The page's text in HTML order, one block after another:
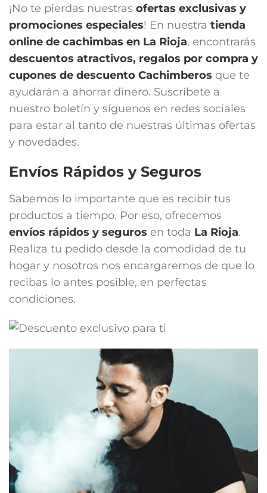
¡No te pierdas nuestras ofertas exclusivas y
promociones especiales! En nuestra tienda
online de cachimbas en La Rioja, encontrarás
descuentos atractivos, regalos por compra y
cupones de descuento Cachimberos que te
ayudarán a ahorrar dinero. Suscríbete a
nuestro boletín y síguenos en redes sociales
para estar al tanto de nuestras últimas ofertas
y novedades.
Envíos Rápidos y Seguros
Sabemos lo importante que es recibir tus
productos a tiempo. Por eso, ofrecemos
envíos rápidos y seguros en toda La Rioja.
Realiza tu pedido desde la comodidad de tu
hogar y nosotros nos encargaremos de que lo
recibas lo antes posible, en perfectas
condiciones.